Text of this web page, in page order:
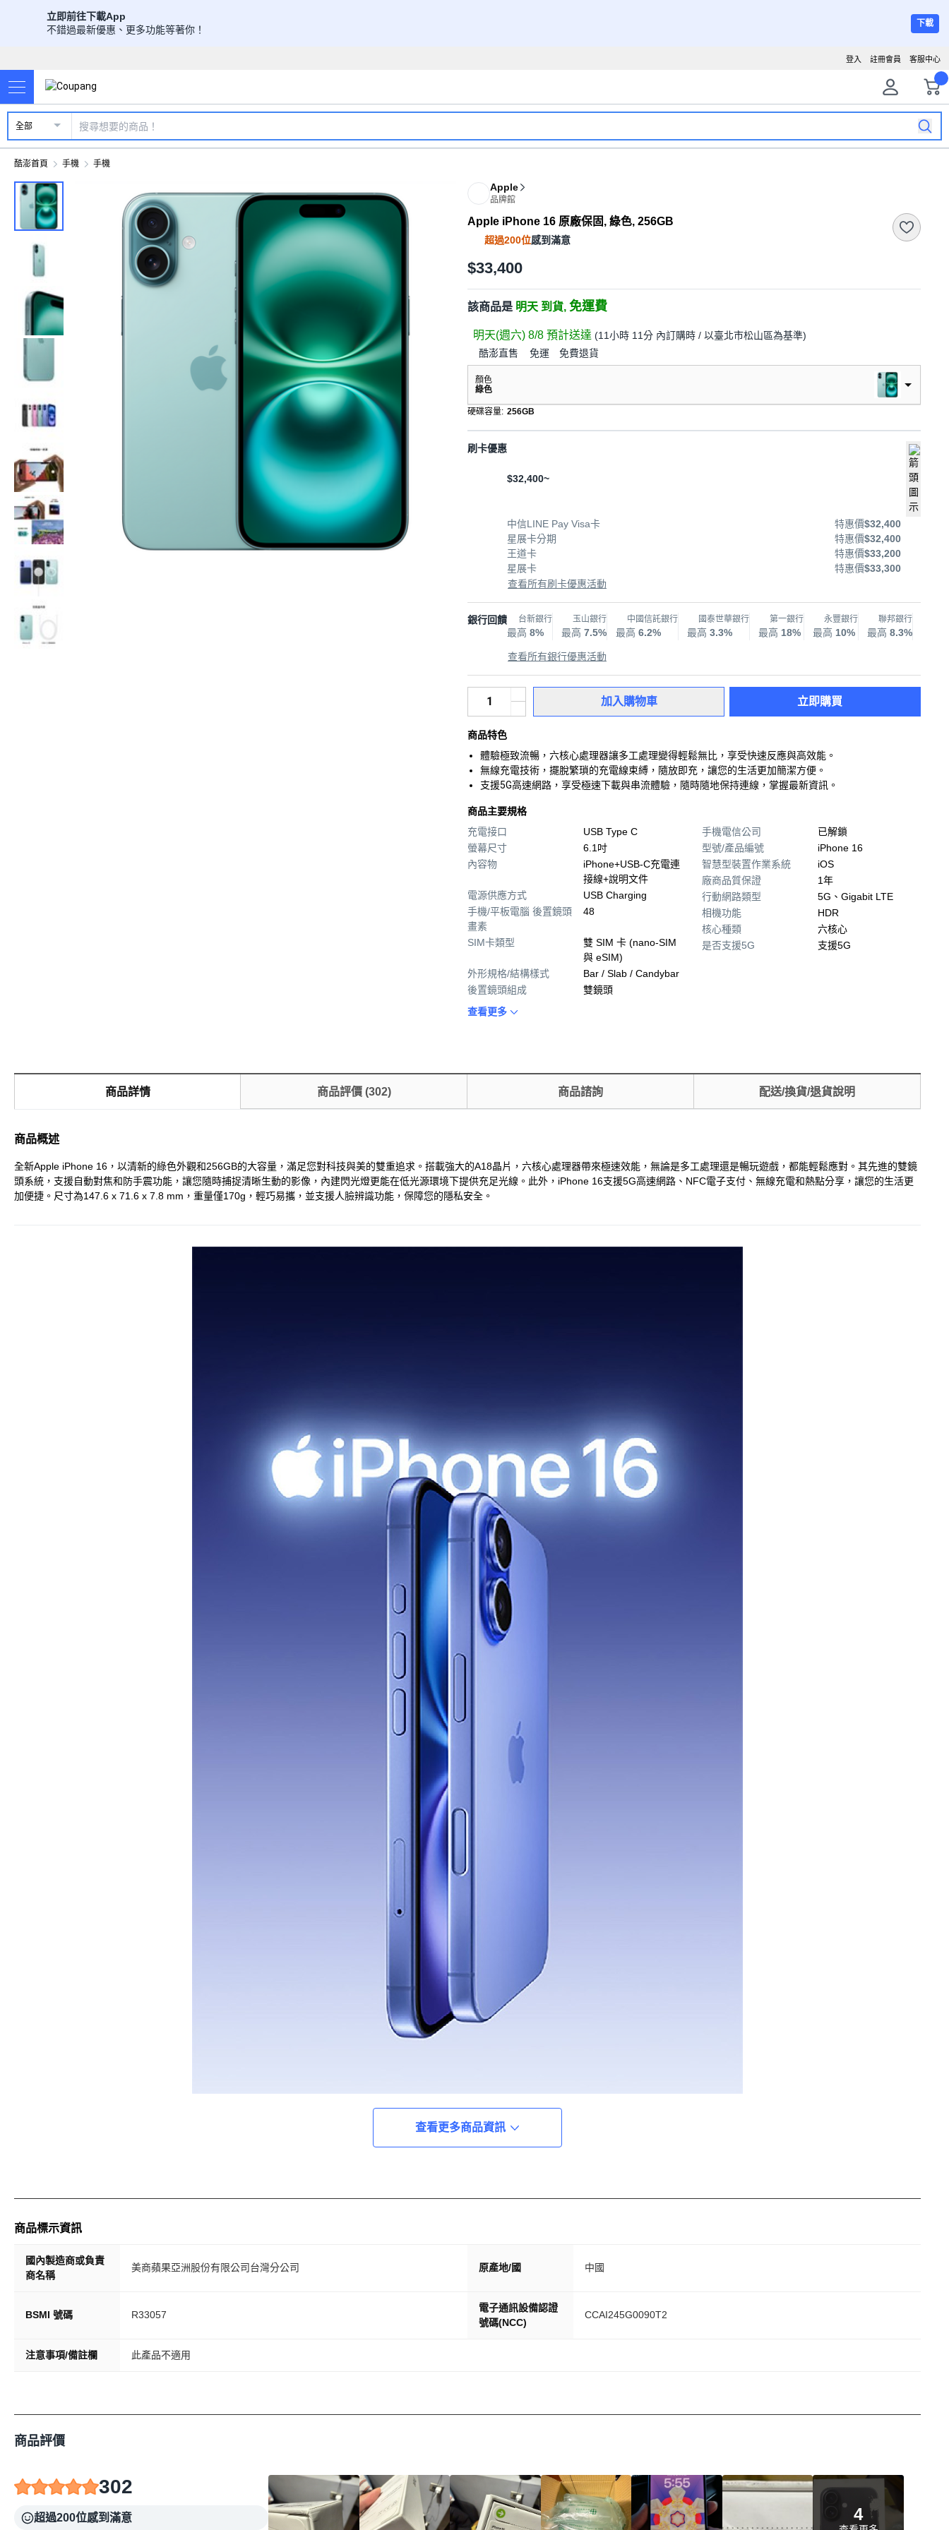
立即前往下載App
不錯過最新優惠、更多功能等著你！
下載
客服中心
註冊會員
登入
全部
酷澎首頁 手機 手機
Apple
品牌館
Apple iPhone 16 原廠保固, 綠色, 256GB
超過200位感到滿意
$33,400
該商品是 明天 到貨, 免運費
明天(週六) 8/8 預計送達 (11小時 11分 內訂購時 / 以臺北市松山區為基準)
酷澎直售 免運 免費退貨
顏色
綠色
硬碟容量: 256GB
刷卡優惠
$32,400~
中信LINE Pay Visa卡 特惠價$32,400
星展卡分期
特惠價$32,400
王道卡
特惠價$33,200
星展卡
特惠價$33,300
查看所有刷卡優惠活動
銀行回饋 台新銀行
最高 8%
玉山銀行
最高 7.5%
中國信託銀行
最高 6.2%
國泰世華銀行
最高 3.3%
第一銀行
最高 18%
永豐銀行
最高 10%
聯邦銀行
最高 8.3%
查看所有銀行優惠活動
加入購物車 立即購買
商品特色
體驗極致流暢，六核心處理器讓多工處理變得輕鬆無比，享受快速反應與高效能。
無線充電技術，擺脫繁瑣的充電線束縛，隨放即充，讓您的生活更加簡潔方便。
支援5G高速網路，享受極速下載與串流體驗，隨時隨地保持連線，掌握最新資訊。
商品主要規格
充電接口
USB Type C
螢幕尺寸
6.1吋
內容物
iPhone+USB‑C充電連
接線+說明文件
電源供應方式
USB Charging
手機/平板電腦 後置鏡頭
畫素
48
SIM卡類型
雙 SIM 卡 (nano‑SIM
與 eSIM)
外形規格/結構樣式
Bar / Slab / Candybar
後置鏡頭組成
雙鏡頭
手機電信公司
已解鎖
型號/產品編號
iPhone 16
智慧型裝置作業系統
iOS
廠商品質保證
1年
行動網路類型
5G、Gigabit LTE
相機功能
HDR
核心種類
六核心
是否支援5G
支援5G
查看更多
商品詳情 商品評價(302) 商品諮詢 配送/換貨/退貨說明
商品概述
全新Apple iPhone 16，以清新的綠色外觀和256GB的大容量，滿足您對科技與美的雙重追求。搭載強大的A18晶片，六核心處理器帶來極速效能，無論是多工處理還是暢玩遊戲，都能輕鬆應對。其先進的雙鏡
頭系統，支援自動對焦和防手震功能，讓您隨時捕捉清晰生動的影像，內建閃光燈更能在低光源環境下提供充足光線。此外，iPhone 16支援5G高速網路、NFC電子支付、無線充電和熱點分享，讓您的生活更
加便捷。尺寸為147.6 x 71.6 x 7.8 mm，重量僅170g，輕巧易攜，並支援人臉辨識功能，保障您的隱私安全。
查看更多商品資訊
商品標示資訊
國內製造商或負責
商名稱
美商蘋果亞洲股份有限公司台灣分公司 原產地/國 中國
BSMI 號碼 R33057
電子通訊設備認證
號碼(NCC)
CCAI245G0090T2
注意事項/備註欄 此產品不適用
商品評價
302
超過200位感到滿意 4